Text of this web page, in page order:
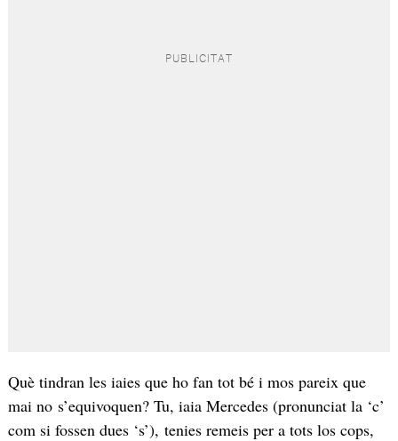
Què tindran les iaies que ho fan tot bé i mos pareix que
mai no s’equivoquen? Tu, iaia Mercedes (pronunciat la ‘c’
com si fossen dues ‘s’), tenies remeis per a tots los cops,